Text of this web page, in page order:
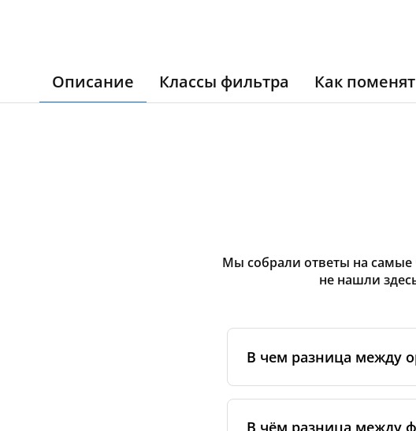
Описание Классы фильтра Как
Мы собрали ответы на самые
не нашли
В чем разница между
сертифицированными
В чём разница между